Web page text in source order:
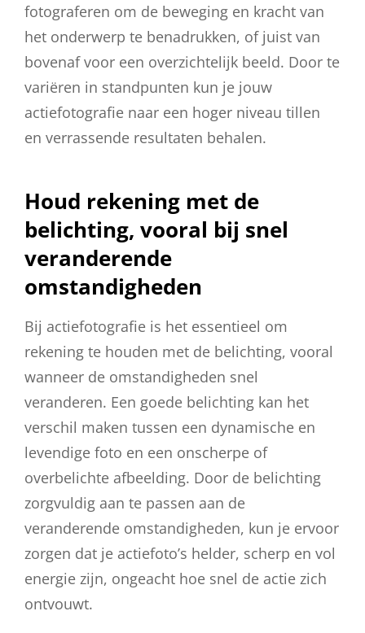
fotograferen om de beweging en kracht van
het onderwerp te benadrukken, of juist van
bovenaf voor een overzichtelijk beeld. Door te
variëren in standpunten kun je jouw
actiefotografie naar een hoger niveau tillen
en verrassende resultaten behalen.
Houd rekening met de
belichting, vooral bij snel
veranderende
omstandigheden
Bij actiefotografie is het essentieel om
rekening te houden met de belichting, vooral
wanneer de omstandigheden snel
veranderen. Een goede belichting kan het
verschil maken tussen een dynamische en
levendige foto en een onscherpe of
overbelichte afbeelding. Door de belichting
zorgvuldig aan te passen aan de
veranderende omstandigheden, kun je ervoor
zorgen dat je actiefoto’s helder, scherp en vol
energie zijn, ongeacht hoe snel de actie zich
ontvouwt.